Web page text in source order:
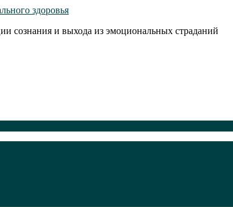
здоровья
сознания и выхода из эмоциональных страданий